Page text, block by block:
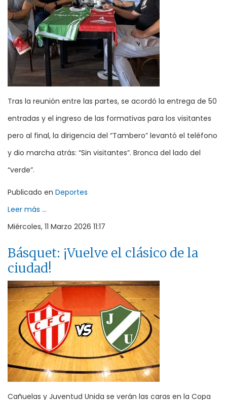
Tras la reunión entre las partes, se acordó la entrega de 50
entradas y el ingreso de las formativas para los visitantes
pero al final, la dirigencia del “Tambero” levantó el teléfono
y dio marcha atrás: “Sin visitantes”. Bronca del lado del
“verde”.
Publicado en Deportes
Leer más ...
Miércoles, 11 Marzo 2026 11:17
Básquet: ¡Vuelve el clásico de la
ciudad!
Cañuelas y Juventud Unida se verán las caras en la Copa